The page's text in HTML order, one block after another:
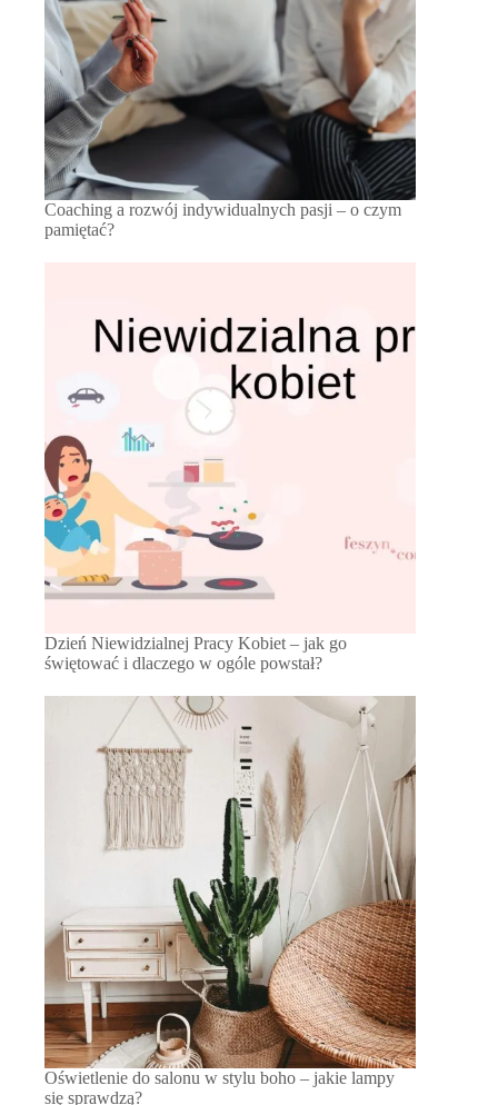
Coaching a rozwój indywidualnych pasji – o czym
pamiętać?
Dzień Niewidzialnej Pracy Kobiet – jak go
świętować i dlaczego w ogóle powstał?
Oświetlenie do salonu w stylu boho – jakie lampy
się sprawdzą?